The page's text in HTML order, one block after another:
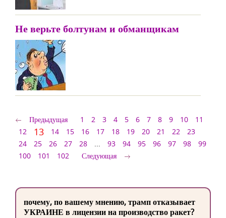
Не верьте болтунам и обманщикам
Предыдущая 1 2 3 4 5 6 7 8 9 10
11
12
13 14 15 16 17 18 19 20 21 22
23
24
25 26 27 28 ... 93 94 95 96 97 98
99
100
101 102 Следующая
почему, по вашему мнению, трамп отказывает
УКРАИНЕ в лицензии на производство ракет?